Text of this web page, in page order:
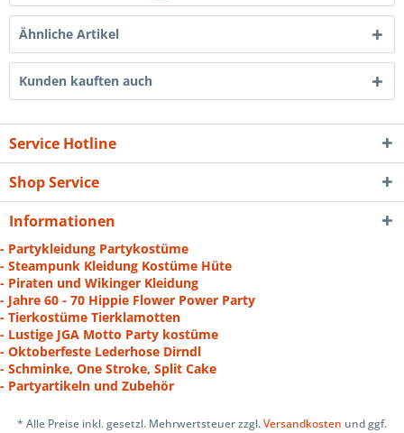
Ähnliche Artikel
Kunden kauften auch
Service Hotline
Shop Service
Informationen
- Partykleidung Partykostüme
- Steampunk Kleidung Kostüme Hüte
- Piraten und Wikinger Kleidung
- Jahre 60 - 70 Hippie Flower Power Party
- Tierkostüme Tierklamotten
- Lustige JGA Motto Party kostüme
- Oktoberfeste Lederhose Dirndl
- Schminke, One Stroke, Split Cake
- Partyartikeln und Zubehör
* Alle Preise inkl. gesetzl. Mehrwertsteuer zzgl.Versandkosten und ggf.